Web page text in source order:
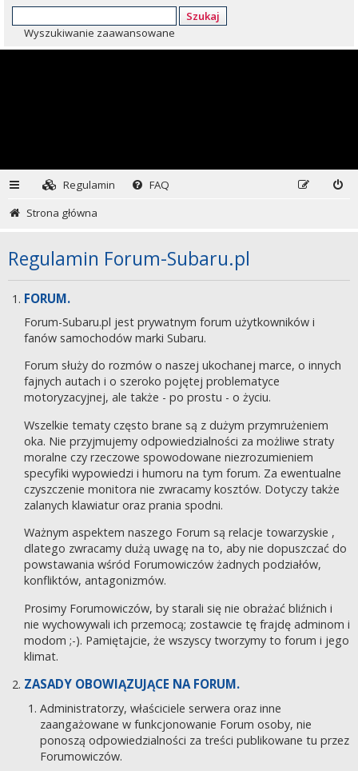
Szukaj
Wyszukiwanie zaawansowane
Regulamin
FAQ
Strona główna
Regulamin Forum-Subaru.pl
FORUM.
Forum-Subaru.pl jest prywatnym forum użytkowników i
fanów samochodów marki Subaru.
Forum służy do rozmów o naszej ukochanej marce, o innych
fajnych autach i o szeroko pojętej problematyce
motoryzacyjnej, ale także - po prostu - o życiu.
Wszelkie tematy często brane są z dużym przymrużeniem
oka. Nie przyjmujemy odpowiedzialności za możliwe straty
moralne czy rzeczowe spowodowane niezrozumieniem
specyfiki wypowiedzi i humoru na tym forum. Za ewentualne
czyszczenie monitora nie zwracamy kosztów. Dotyczy także
zalanych klawiatur oraz prania spodni.
Ważnym aspektem naszego Forum są relacje towarzyskie ,
dlatego zwracamy dużą uwagę na to, aby nie dopuszczać do
powstawania wśród Forumowiczów żadnych podziałów,
konfliktów, antagonizmów.
Prosimy Forumowiczów, by starali się nie obrażać bliźnich i
nie wychowywali ich przemocą; zostawcie tę frajdę adminom i
modom ;-). Pamiętajcie, że wszyscy tworzymy to forum i jego
klimat.
ZASADY OBOWIĄZUJĄCE NA FORUM.
Administratorzy, właściciele serwera oraz inne
zaangażowane w funkcjonowanie Forum osoby, nie
ponoszą odpowiedzialności za treści publikowane tu przez
Forumowiczów.